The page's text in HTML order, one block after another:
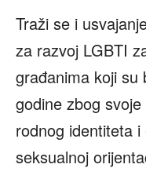
Traži se i
za razvoj LGBTI
građanima koji su
godine zbog
rodnog identiteta
seksualnoj